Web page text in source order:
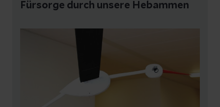
Fürsorge durch unsere Hebammen